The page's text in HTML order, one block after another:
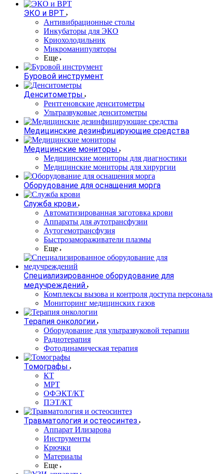
ЭКО и ВРТ
Антивибрационные столы
Инкубаторы для ЭКО
Криохолодильник
Микроманипуляторы
Еще
Буровой инструмент
Денситометры
Рентгеновские денситометры
Ультразвуковые денситометры
Медицинские дезинфицирующие средства
Медицинские мониторы
Медицинские мониторы для диагностики
Медицинские мониторы для хирургии
Оборудование для оснащения морга
Служба крови
Автоматизированная заготовка крови
Аппараты для аутотрансфузии
Аутогемотрансфузия
Быстрозамораживатели плазмы
Еще
Специализированное оборудование для
медучреждений
Комплексы вызова и контроля доступа персонала
Мониторинг медицинских газов
Терапия онкологии
Оборудование для ультразвуковой терапии
Радиотерапия
Фотодинамическая терапия
Томографы
КТ
МРТ
ОФЭКТ/КТ
ПЭТ/КТ
Травматология и остеосинтез
Аппарат Илизарова
Инструменты
Крючки
Материалы
Еще